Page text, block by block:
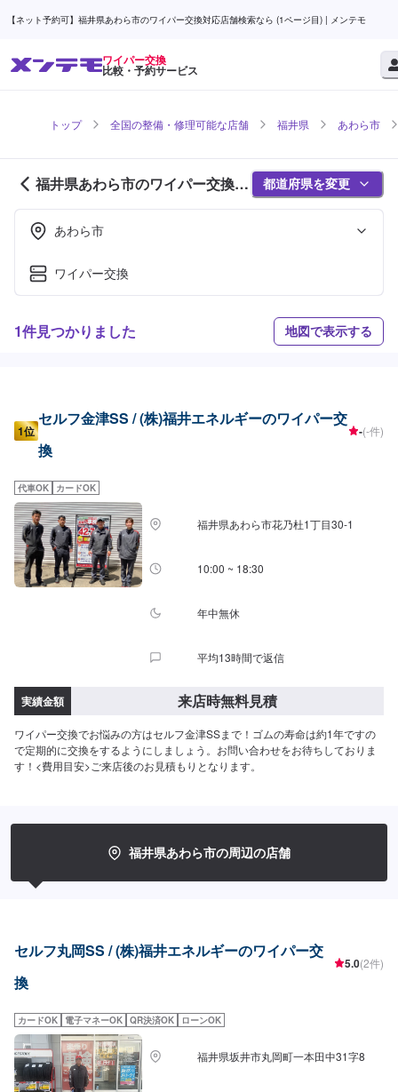
【ネット予約可】福井県あわら市のワイパー交換対応店舗検索なら (1ページ目) | メンテモ
ワイパー交換
比較・予約サービス
トップ 全国の整備・修理可能な店舗 福井県 あわら市
福井県あわら市のワイパー交換対
応店舗紹介 (1ページ目)
都道府県を変更
あわら市
ワイパー交換
1件見つかりました 地図で表示する
1位
セルフ金津SS / (株)福井エネルギーのワイパー交
換
-(-件)
代車OK カードOK
福井県あわら市花乃杜1丁目30-1
10:00 ~ 18:30
年中無休
平均13時間で返信
実績金額 来店時無料見積
ワイパー交換でお悩みの方はセルフ金津SSまで！ゴムの寿命は約1年ですの
で定期的に交換をするようにしましょう。お問い合わせをお待ちしておりま
す！<費用目安>ご来店後のお見積もりとなります。
福井県あわら市の周辺の店舗
セルフ丸岡SS / (株)福井エネルギーのワイパー交
換
5.0(2件)
カードOK 電子マネーOK QR決済OK ローンOK
福井県坂井市丸岡町一本田中31字8